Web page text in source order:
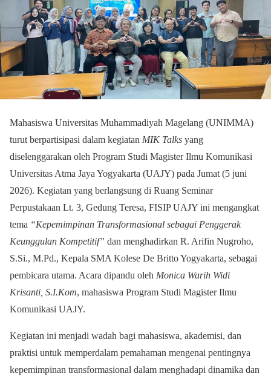
Mahasiswa Universitas Muhammadiyah Magelang (UNIMMA)
turut berpartisipasi dalam kegiatan MIK Talks yang
diselenggarakan oleh Program Studi Magister Ilmu Komunikasi
Universitas Atma Jaya Yogyakarta (UAJY) pada Jumat (5 juni
2026). Kegiatan yang berlangsung di Ruang Seminar
Perpustakaan Lt. 3, Gedung Teresa, FISIP UAJY ini mengangkat
tema “Kepemimpinan Transformasional sebagai Penggerak
Keunggulan Kompetitif” dan menghadirkan R. Arifin Nugroho,
S.Si., M.Pd., Kepala SMA Kolese De Britto Yogyakarta, sebagai
pembicara utama. Acara dipandu oleh Monica Warih Widi
Krisanti, S.I.Kom, mahasiswa Program Studi Magister Ilmu
Komunikasi UAJY.
Kegiatan ini menjadi wadah bagi mahasiswa, akademisi, dan
praktisi untuk memperdalam pemahaman mengenai pentingnya
kepemimpinan transformasional dalam menghadapi dinamika dan